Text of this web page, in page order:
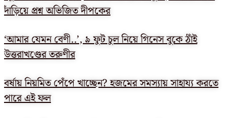
দাঁড়িয়ে প্রশ্ন অভিজিত দীপকের
‘আমার যেমন বেণী..’, ৯ ফুট চুল নিয়ে গিনেস বুকে ঠাঁই
উত্তরাখণ্ডের তরুণীর
বর্ষায় নিয়মিত পেঁপে খাচ্ছেন? হজমের সমস্যায় সাহায্য করতে
পারে এই ফল